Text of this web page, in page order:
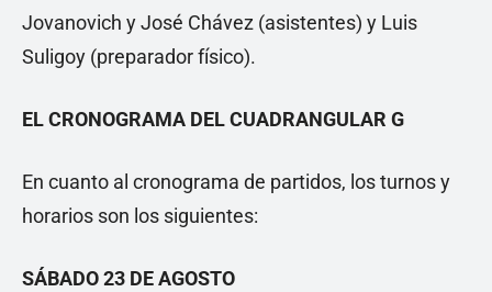
Jovanovich y José Chávez (asistentes) y Luis
Suligoy (preparador físico).
EL CRONOGRAMA DEL CUADRANGULAR G
En cuanto al cronograma de partidos, los turnos y
horarios son los siguientes:
SÁBADO 23 DE AGOSTO